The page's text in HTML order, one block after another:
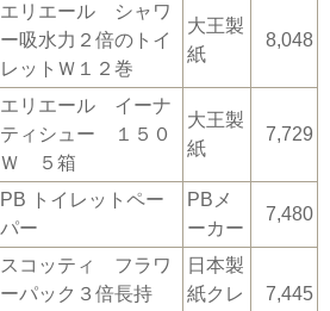
エリエール シャワ
ー吸水力２倍のトイ
レットＷ１２巻
大王製
紙
8,048
エリエール イーナ
ティシュー １５０
Ｗ ５箱
大王製
紙
7,729
PB トイレットペー
パー
PBメ
ーカー
7,480
スコッティ フラワ
ーパック３倍長持
日本製
紙クレ
7,445